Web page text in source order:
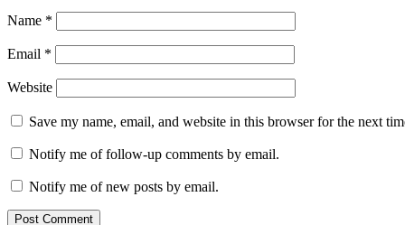
Name *
Email *
Website
Save my name, email, and website in this browser for the next
Notify me of follow-up comments by email.
Notify me of new posts by email.